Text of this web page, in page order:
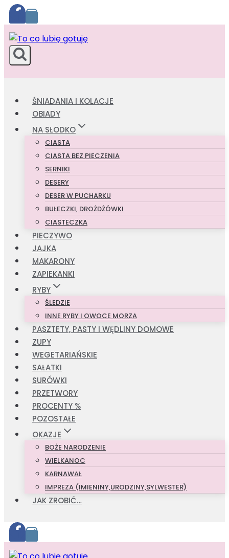
Przejdź
do
treści
ŚNIADANIA I KOLACJE
OBIADY
NA SŁODKO
CIASTA
CIASTA BEZ PIECZENIA
SERNIKI
DESERY
DESER W PUCHARKU
BUŁECZKI, DROŻDŻÓWKI
CIASTECZKA
PIECZYWO
JAJKA
MAKARONY
ZAPIEKANKI
RYBY
ŚLEDZIE
INNE RYBY I OWOCE MORZA
PASZTETY, PASTY I WĘDLINY DOMOWE
ZUPY
WEGETARIAŃSKIE
SAŁATKI
SURÓWKI
PRZETWORY
PROCENTY %
POZOSTAŁE
OKAZJE
BOŻE NARODZENIE
WIELKANOC
KARNAWAŁ
IMPREZA (IMIENINY,URODZINY,SYLWESTER)
JAK ZROBIĆ…